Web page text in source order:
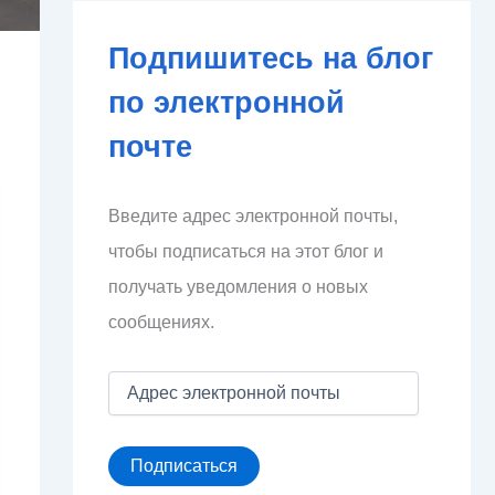
Подпишитесь на блог
по электронной
почте
Введите адрес электронной почты,
чтобы подписаться на этот блог и
получать уведомления о новых
сообщениях.
е
с
Подписаться